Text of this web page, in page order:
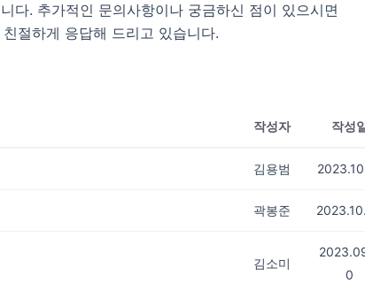
다. 추가적인 문의사항이나 궁금하신 점이 있으시면
절하게 응답해 드리고 있습니다.
작성자 작성
김용범
곽봉준
김소미
0